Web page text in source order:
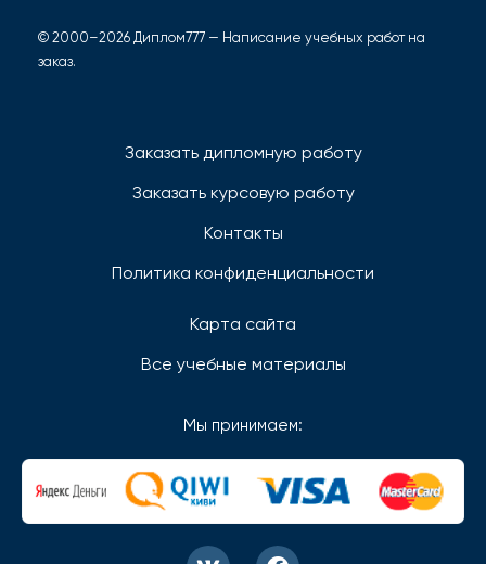
© 2000–2026 Диплом777 — Написание учебных работ на
заказ.
Заказать дипломную работу
Заказать курсовую работу
Контакты
Политика конфиденциальности
Карта сайта
Все учебные материалы
Мы принимаем: